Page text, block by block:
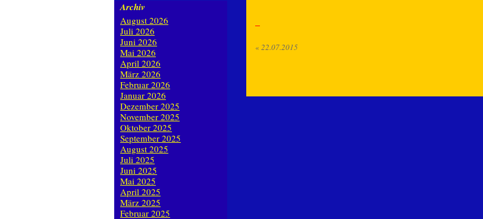
« 22.07.2015
Archiv
August 2026
Juli 2026
Juni 2026
Mai 2026
April 2026
März 2026
Februar 2026
Januar 2026
Dezember 2025
November 2025
Oktober 2025
September 2025
August 2025
Juli 2025
Juni 2025
Mai 2025
April 2025
März 2025
Februar 2025